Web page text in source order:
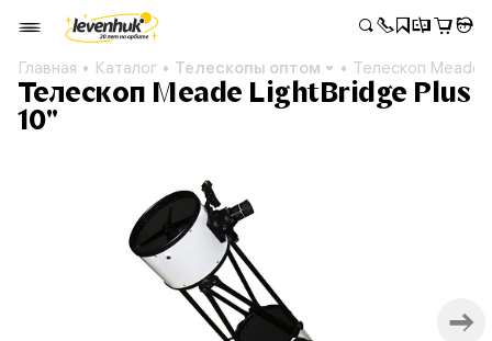
Главная Каталог Телескопы оптом Телескоп Meade
Телескоп Meade LightBridge Plus
10"